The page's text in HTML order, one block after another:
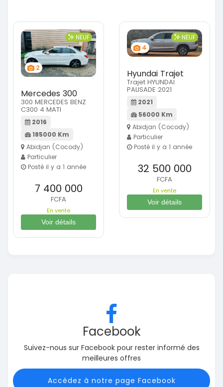
2
NEUF
Mercedes 300
300 MERCEDES BENZ
C300 4 MATI
2016
185000 Km
Abidjan (Cocody)
Particulier
Posté il y a 1 année
7 400 000
FCFA
En vente
Voir détails
4
NEUF
Hyundai Trajet
Trajet HYUNDAI
PALISADE 2021
2021
56000 Km
Abidjan (Cocody)
Particulier
Posté il y a 1 année
32 500 000
FCFA
En vente
Voir détails
Facebook
Suivez-nous sur Facebook pour rester informé des
meilleures offres
Accédez à notre page Facebook